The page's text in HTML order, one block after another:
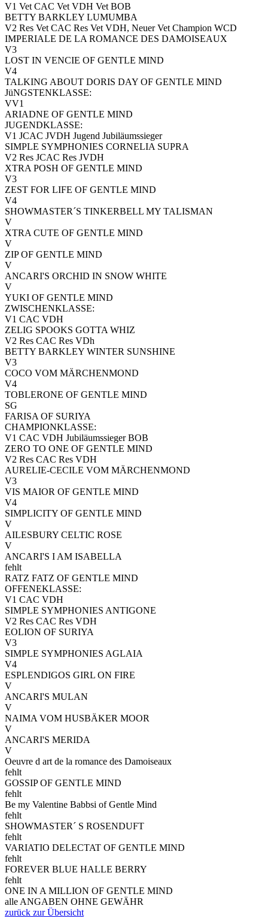
V1 Vet CAC Vet VDH Vet BOB
BETTY BARKLEY LUMUMBA
V2 Res Vet CAC Res Vet VDH, Neuer Vet Champion WCD
IMPERIALE DE LA ROMANCE DES DAMOISEAUX
V3
LOST IN VENCIE OF GENTLE MIND
V4
TALKING ABOUT DORIS DAY OF GENTLE MIND
JüNGSTENKLASSE:
VV1
ARIADNE OF GENTLE MIND
JUGENDKLASSE:
V1 JCAC JVDH Jugend Jubiläumssieger
SIMPLE SYMPHONIES CORNELIA SUPRA
V2 Res JCAC Res JVDH
XTRA POSH OF GENTLE MIND
V3
ZEST FOR LIFE OF GENTLE MIND
V4
SHOWMASTER´S TINKERBELL MY TALISMAN
V
XTRA CUTE OF GENTLE MIND
V
ZIP OF GENTLE MIND
V
ANCARI'S ORCHID IN SNOW WHITE
V
YUKI OF GENTLE MIND
ZWISCHENKLASSE:
V1 CAC VDH
ZELIG SPOOKS GOTTA WHIZ
V2 Res CAC Res VDh
BETTY BARKLEY WINTER SUNSHINE
V3
COCO VOM MÄRCHENMOND
V4
TOBLERONE OF GENTLE MIND
SG
FARISA OF SURIYA
CHAMPIONKLASSE:
V1 CAC VDH Jubiläumssieger BOB
ZERO TO ONE OF GENTLE MIND
V2 Res CAC Res VDH
AURELIE-CECILE VOM MÄRCHENMOND
V3
VIS MAIOR OF GENTLE MIND
V4
SIMPLICITY OF GENTLE MIND
V
AILESBURY CELTIC ROSE
V
ANCARI'S I AM ISABELLA
fehlt
RATZ FATZ OF GENTLE MIND
OFFENEKLASSE:
V1 CAC VDH
SIMPLE SYMPHONIES ANTIGONE
V2 Res CAC Res VDH
EOLION OF SURIYA
V3
SIMPLE SYMPHONIES AGLAIA
V4
ESPLENDIGOS GIRL ON FIRE
V
ANCARI'S MULAN
V
NAIMA VOM HUSBÄKER MOOR
V
ANCARI'S MERIDA
V
Oeuvre d art de la romance des Damoiseaux
fehlt
GOSSIP OF GENTLE MIND
fehlt
Be my Valentine Babbsi of Gentle Mind
fehlt
SHOWMASTER´ S ROSENDUFT
fehlt
VARIATIO DELECTAT OF GENTLE MIND
fehlt
FOREVER BLUE HALLE BERRY
fehlt
ONE IN A MILLION OF GENTLE MIND
alle ANGABEN OHNE GEWÄHR
zurück zur Übersicht